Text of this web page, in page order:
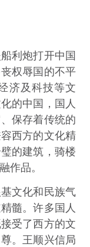
利炮打开中国
权辱国的不平
济及科技等文
的中国，国人
保存着传统的
西方的文化精
的建筑，骑楼
作品。
文化和民族气
髓。许多国人
受了西方的文
。王顺兴信局